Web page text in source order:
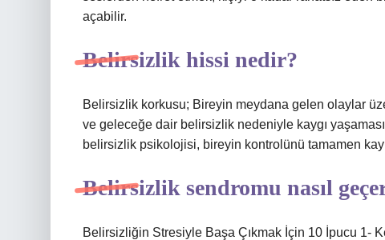
açabilir.
Belirsizlik hissi nedir?
Belirsizlik korkusu; Bireyin meydana gelen olaylar
ve geleceğe dair belirsizlik nedeniyle kaygı
belirsizlik psikolojisi, bireyin kontrolünü tamamen
Belirsizlik sendromu nasıl
Belirsizliğin Stresiyle Başa Çıkmak İçin 10 İpucu 1-